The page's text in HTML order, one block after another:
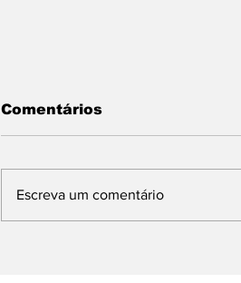
Comentários
Escreva um comentário